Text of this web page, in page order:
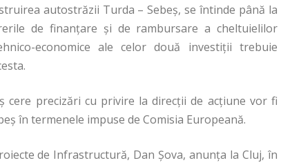
autostrăzii Turda – Sebeş, se întinde până la
de finanţare şi de rambursare a cheltuielilor
economice ale celor două investiţii trebuie
cere precizări cu privire la direcţii de acţiune vor fi
în termenele impuse de Comisia Europeană.
de Infrastructură, Dan Şova, anunţa la Cluj, în